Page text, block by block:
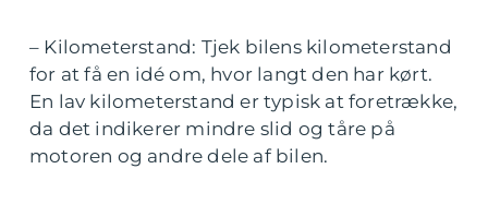
– Kilometerstand: Tjek bilens kilometerstand
for at få en idé om, hvor langt den har kørt.
En lav kilometerstand er typisk at foretrække,
da det indikerer mindre slid og tåre på
motoren og andre dele af bilen.